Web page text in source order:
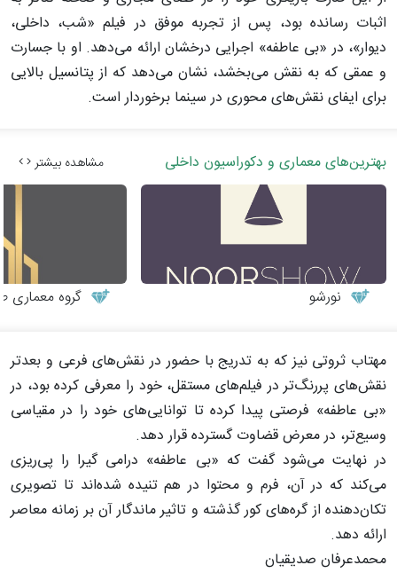
اثبات رسانده بود، پس از تجربه‌ موفق در فیلم «شب، داخلی،
دیوار»، در «بی‌ عاطفه» اجرایی درخشان ارائه می‌دهد. او با جسارت
و عمقی که به نقش می‌بخشد، نشان می‌دهد که از پتانسیل بالایی
برای ایفای نقش‌های محوری در سینما برخوردار است.
بهترین‌های معماری و دکوراسیون داخلی مشاهده بیشتر
نورشو گروه معماری
مهتاب ثروتی نیز که به تدریج با حضور در نقش‌های فرعی و بعدتر
نقش‌های پررنگ‌تر در فیلم‌های مستقل، خود را معرفی کرده بود، در
«بی‌ عاطفه» فرصتی پیدا کرده تا توانایی‌های خود را در مقیاسی
وسیع‌تر، در معرض قضاوت گسترده‌ قرار دهد.
در نهایت می‌شود گفت که «بی‌ عاطفه» درامی گیرا را پی‌ریزی
می‌کند که در آن، فرم و محتوا در هم تنیده شده‌اند تا تصویری
تکان‌دهنده از گره‌های کور گذشته و تاثیر ماندگار آن بر زمانه معاصر
ارائه دهد.
محمدعرفان صدیقیان